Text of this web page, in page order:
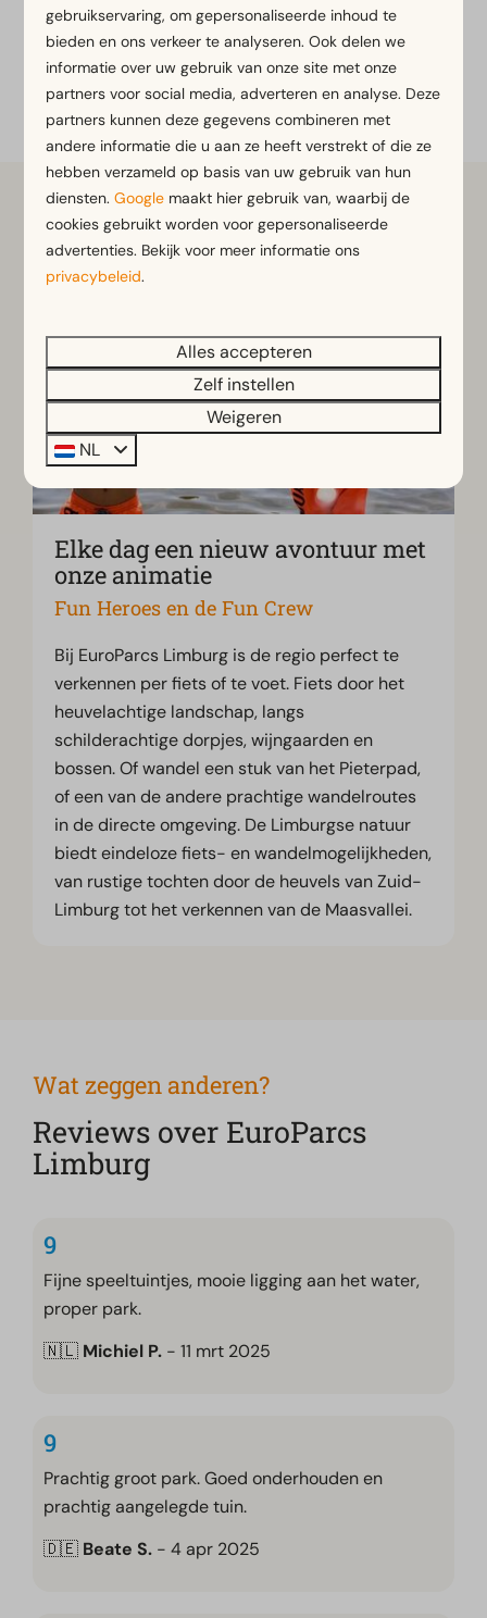
Bekijk meer op de website van EuroParcs
Limburg
Elke dag een nieuw avontuur met
onze animatie
Fun Heroes en de Fun Crew
Bij EuroParcs Limburg is de regio perfect te
verkennen per fiets of te voet. Fiets door het
heuvelachtige landschap, langs
schilderachtige dorpjes, wijngaarden en
bossen. Of wandel een stuk van het Pieterpad,
of een van de andere prachtige wandelroutes
in de directe omgeving. De Limburgse natuur
biedt eindeloze fiets- en wandelmogelijkheden,
van rustige tochten door de heuvels van Zuid-
Limburg tot het verkennen van de Maasvallei.
Wat zeggen anderen?
Reviews over EuroParcs
Limburg
9
Fijne speeltuintjes, mooie ligging aan het water,
proper park.
🇳🇱 Michiel P. - 11 mrt 2025
9
Prachtig groot park. Goed onderhouden en
prachtig aangelegde tuin.
🇩🇪 Beate S. - 4 apr 2025
gebruikservaring, om gepersonaliseerde inhoud te
bieden en ons verkeer te analyseren. Ook delen we
informatie over uw gebruik van onze site met onze
partners voor social media, adverteren en analyse. Deze
partners kunnen deze gegevens combineren met
andere informatie die u aan ze heeft verstrekt of die ze
hebben verzameld op basis van uw gebruik van hun
diensten.Google maakt hier gebruik van, waarbij de
cookies gebruikt worden voor gepersonaliseerde
advertenties. Bekijk voor meer informatie ons
privacybeleid.
Alles accepteren
Zelf instellen
Weigeren
NL